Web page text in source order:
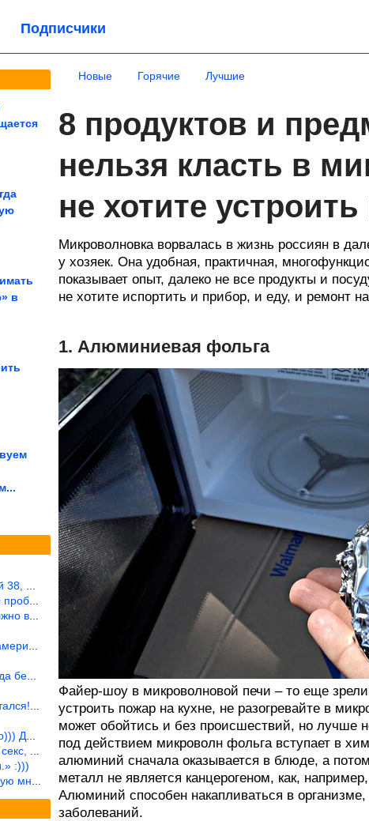
Подписчики
в
гр
р
эта ф
10-1
Супруж
:)))
Новые Горячие Лучшие
8 продуктов и
нельзя класть в
не хотите
Микроволновка ворвалась в жизнь россиян в
у хозяек. Она удобная, практичная,
показывает опыт, далеко не все продукты и
не хотите испортить и прибор, и еду, и ремонт
1. Алюминиевая фольга
Файер-шоу в микроволновой печи – то еще
устроить пожар на кухне, не разогревайте в
может обойтись и без происшествий, но лучше
под действием микроволн фольга вступает в
алюминий сначала оказывается в блюде, а
металл не является канцерогеном, как,
Алюминий способен накапливаться в
заболеваний.